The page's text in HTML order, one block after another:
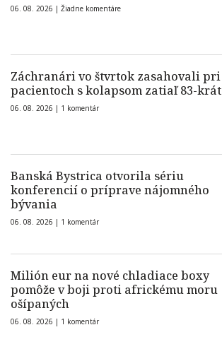
06. 08. 2026 | Žiadne komentáre
Záchranári vo štvrtok zasahovali pri
pacientoch s kolapsom zatiaľ 83-krát
06. 08. 2026 | 1 komentár
Banská Bystrica otvorila sériu
konferencií o príprave nájomného
bývania
06. 08. 2026 | 1 komentár
Milión eur na nové chladiace boxy
pomôže v boji proti africkému moru
ošípaných
06. 08. 2026 | 1 komentár